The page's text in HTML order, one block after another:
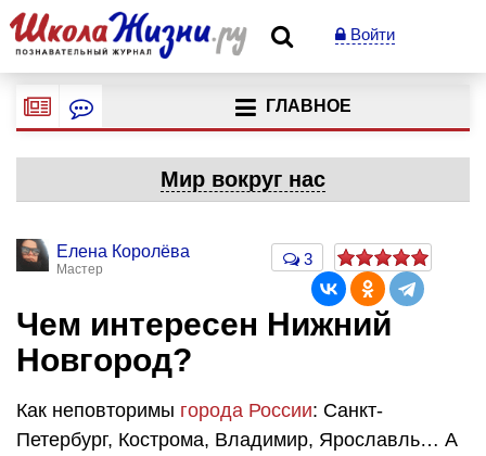
Войти
ГЛАВНОЕ
Мир вокруг нас
Елена Королёва
Мастер
3
Чем интересен Нижний
Новгород?
Как неповторимы города России: Санкт-
Петербург, Кострома, Владимир, Ярославль… А